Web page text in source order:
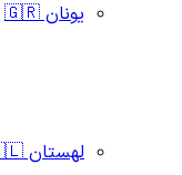
یونان 🇬🇷
لهستان 🇵🇱